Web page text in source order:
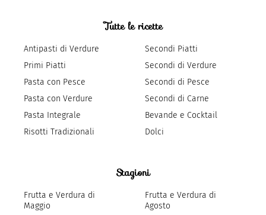
Tutte le ricette
Antipasti di Verdure
Primi Piatti
Pasta con Pesce
Pasta con Verdure
Pasta Integrale
Risotti Tradizionali
Secondi Piatti
Secondi di Verdure
Secondi di Pesce
Secondi di Carne
Bevande e Cocktail
Dolci
Stagioni
Frutta e Verdura di
Maggio
Frutta e Verdura di
Agosto